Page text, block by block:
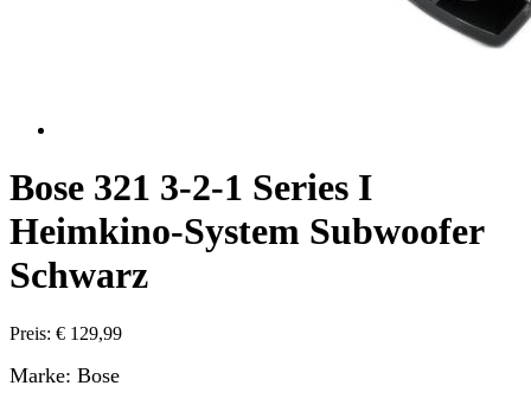
Bose 321 3-2-1 Series I
Heimkino-System Subwoofer
Schwarz
Preis: € 129,99
Marke: Bose